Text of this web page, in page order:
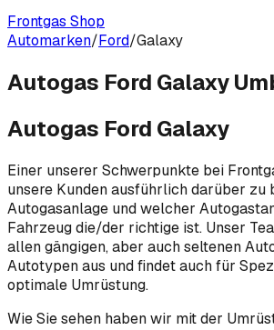
Frontgas Shop
Automarken/Ford/Galaxy
Autogas Ford Galaxy
Autogas Ford Galaxy
Einer unserer Schwerpunkte bei
unsere Kunden ausführlich darüber zu
Autogasanlage und welcher
Fahrzeug die/der richtige ist. Unser
allen gängigen, aber auch seltenen
Autotypen aus und findet auch für
optimale Umrüstung.
Wie Sie sehen haben wir mit der